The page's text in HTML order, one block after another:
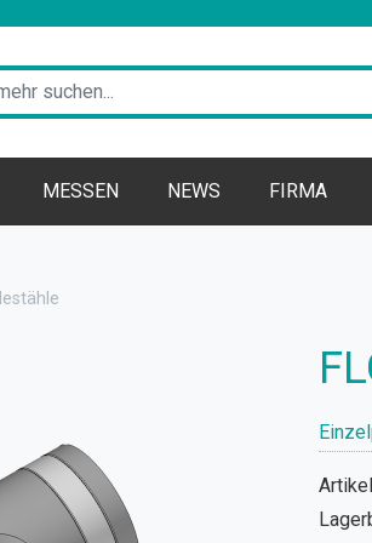
MESSEN NEWS FIRMA